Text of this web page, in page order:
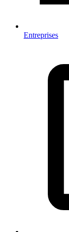
Entreprises